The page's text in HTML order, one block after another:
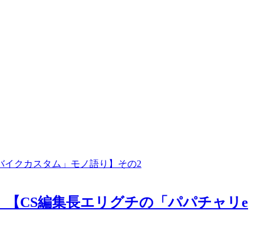
CS編集長エリグチの「パパチャリe